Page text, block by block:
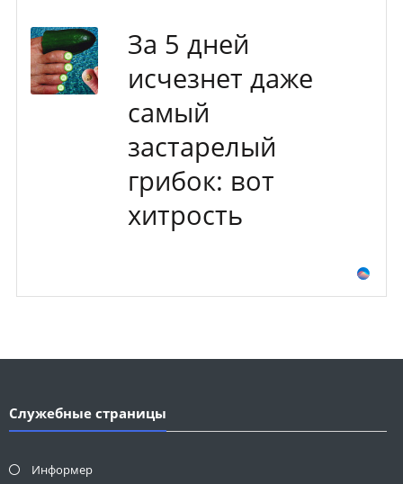
За 5 дней
исчезнет даже
самый
застарелый
грибок: вот
хитрость
Служебные страницы
Информер